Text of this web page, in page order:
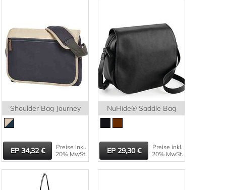
Shoulder Bag Journey
34,32
Preise inkl.
20% MwSt.
NuHide® Saddle Bag
29,30
Preise inkl.
20% MwSt.